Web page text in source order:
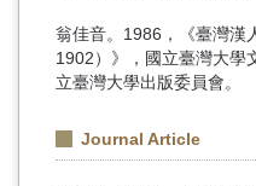
翁佳音。1986，《臺灣漢
1902）》，國立臺灣大學
立臺灣大學出版委員會。
Journal Article